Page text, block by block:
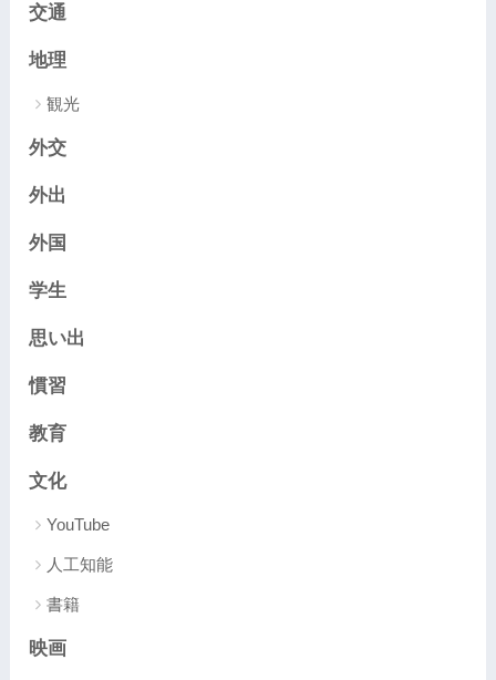
交通
地理
観光
外交
外出
外国
学生
思い出
慣習
教育
文化
YouTube
人工知能
書籍
映画